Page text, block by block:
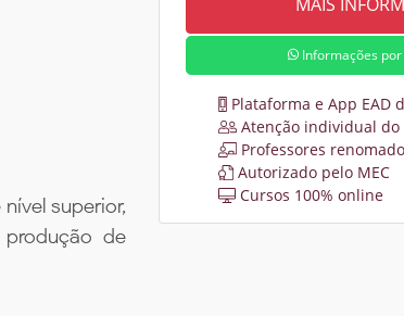
superior,
de
Informações
Plataforma e App EAD
Atenção individual
Professores
Autorizado pelo MEC
Cursos 100% online